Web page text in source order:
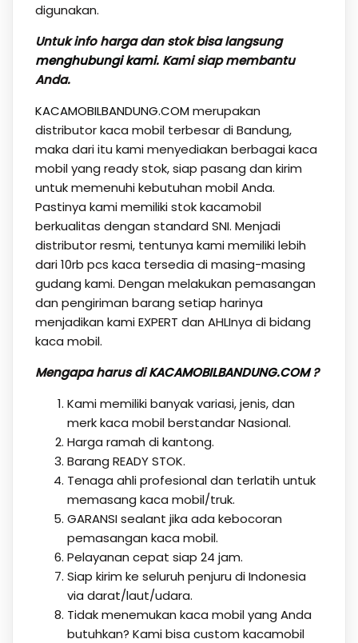
digunakan.
Untuk info harga dan stok bisa langsung
menghubungi kami. Kami siap membantu
Anda.
KACAMOBILBANDUNG.COM merupakan
distributor kaca mobil terbesar di Bandung,
maka dari itu kami menyediakan berbagai kaca
mobil yang ready stok, siap pasang dan kirim
untuk memenuhi kebutuhan mobil Anda.
Pastinya kami memiliki stok kacamobil
berkualitas dengan standard SNI. Menjadi
distributor resmi, tentunya kami memiliki lebih
dari 10rb pcs kaca tersedia di masing-masing
gudang kami. Dengan melakukan pemasangan
dan pengiriman barang setiap harinya
menjadikan kami EXPERT dan AHLInya di bidang
kaca mobil.
Mengapa harus diKACAMOBILBANDUNG.COM?
Kami memiliki banyak variasi, jenis, dan
merk kaca mobil berstandar Nasional.
Harga ramah di kantong.
Barang READY STOK.
Tenaga ahli profesional dan terlatih untuk
memasang kaca mobil/truk.
GARANSI sealant jika ada kebocoran
pemasangan kaca mobil.
Pelayanan cepat siap 24 jam.
Siap kirim ke seluruh penjuru di Indonesia
via darat/laut/udara.
Tidak menemukan kaca mobil yang Anda
butuhkan? Kami bisa custom kacamobil